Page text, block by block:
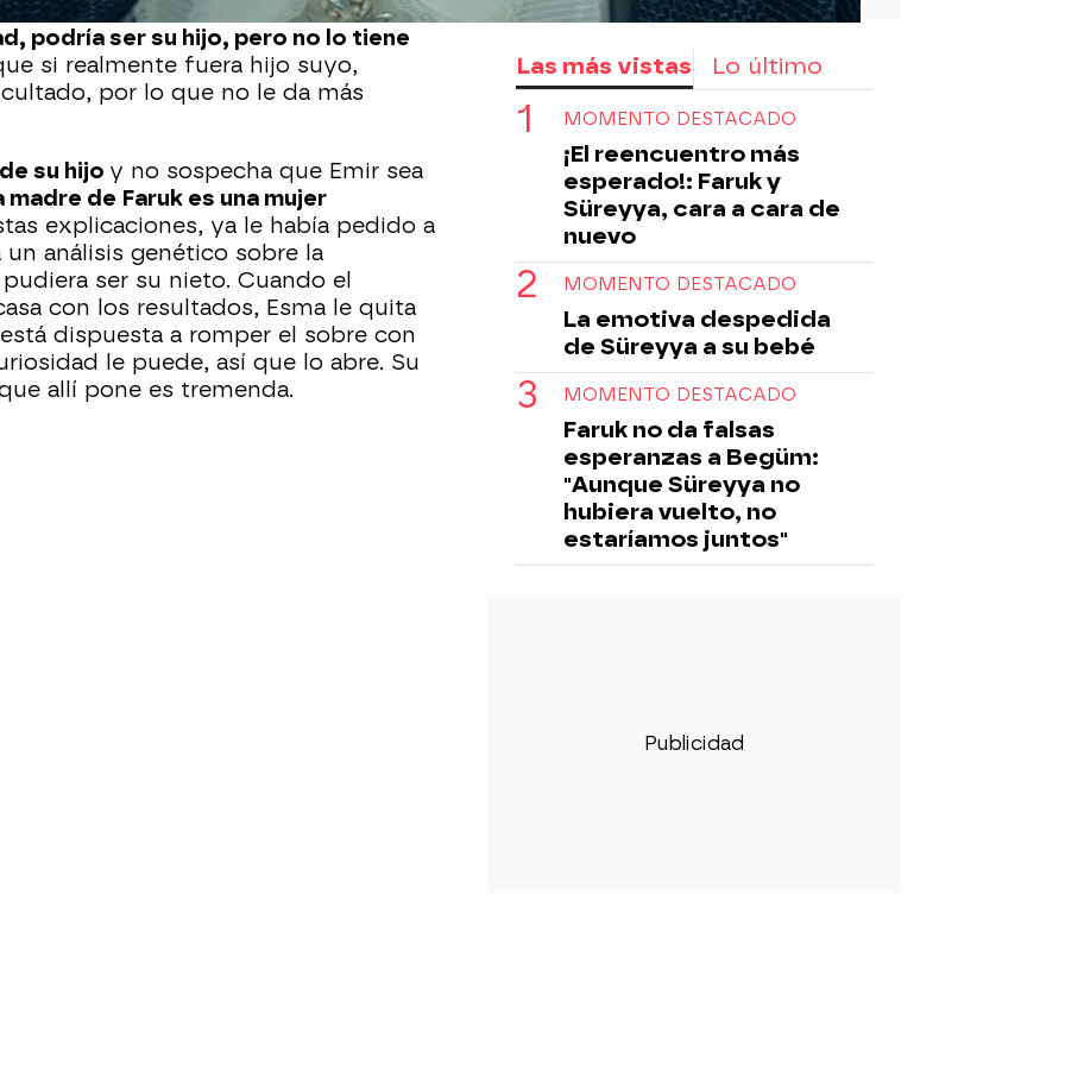
de la mano llamado Emir. Faruk
podría ser su hijo, pero no lo tiene
si realmente fuera hijo suyo,
por lo que no le da más
su hijo y no sospecha que Emir sea
madre de Faruk es una mujer
explicaciones, ya le había pedido a
análisis genético sobre la
ser su nieto. Cuando el
con los resultados, Esma le quita
dispuesta a romper el sobre con
le puede, así que lo abre. Su
allí pone es tremenda.
Las más vistas Lo último
MOMENTO DESTACADO
¡El reencuentro más
esperado!: Faruk y
Süreyya, cara a cara de
nuevo
MOMENTO DESTACADO
La emotiva despedida
de Süreyya a su bebé
MOMENTO DESTACADO
Faruk no da falsas
esperanzas a Begüm:
"Aunque Süreyya no
hubiera vuelto, no
estaríamos juntos"